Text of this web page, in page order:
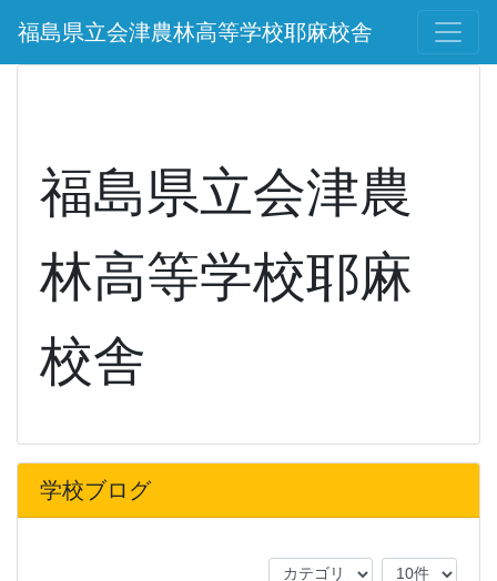
福島県立会津農林高等学校耶麻校舎
福島県立会津農
林高等学校耶麻
校舎
学校ブログ